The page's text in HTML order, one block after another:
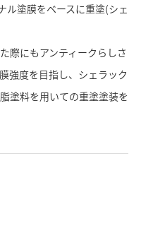
ル塗膜をベースに重塗(シェ
際にもアンティークらしさ
強度を目指し、シェラック
塗料を用いての重塗塗装を